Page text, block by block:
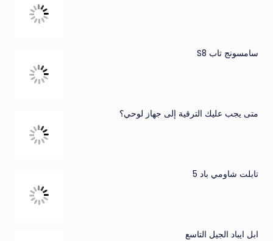
سامسونج تاب S8
متى يجب عليك الترقية إلى جهاز لوحي؟
تابلت شاومي باد 5
ابل ايباد الجيل التاسع